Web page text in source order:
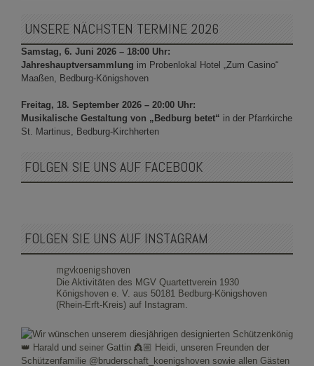
UNSERE NÄCHSTEN TERMINE 2026
Samstag, 6. Juni 2026 – 18:00 Uhr:
Jahreshauptversammlung im Probenlokal Hotel „Zum Casino“
Maaßen, Bedburg-Königshoven
Freitag, 18. September 2026 – 20:00 Uhr:
Musikalische Gestaltung von „Bedburg betet“ in der Pfarrkirche
St. Martinus, Bedburg-Kirchherten
FOLGEN SIE UNS AUF FACEBOOK
FOLGEN SIE UNS AUF INSTAGRAM
mgvkoenigshoven
Die Aktivitäten des MGV Quartettverein 1930
Königshoven e. V. aus 50181 Bedburg-Königshoven
(Rhein-Erft-Kreis) auf Instagram.